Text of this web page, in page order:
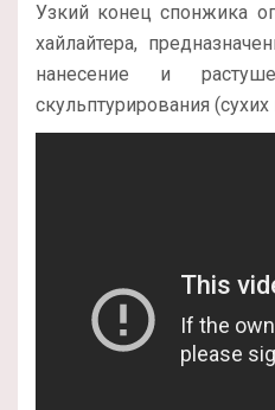
Узкий конец спонжика
хайлайтера,
нанесение и
скульптурирования